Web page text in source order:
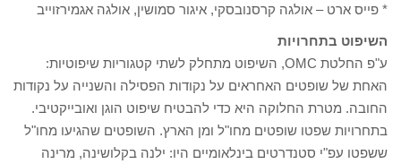
* פייס ארט – אולגה קרסנובסקי, איגור סמושין, אולגה אגמירזוייב
השיפוט בתחרויות
ע"פ החלטת OMC, השיפוט מתחלק לשתי קטגוריות שיפוטיות:
האחת של שופטים האחראים על נקודות הפסילה והשנייה על נקודות
החובה. מטרת החלוקה היא כדי להבטיח שיפוט הוגן ואובייקטיבי.
בתחרויות שפטו שופטים מחו"ל ומן הארץ. השופטים שהגיעו מחו"ל
ששפטו עפ"י סטנדרטים בינלאומיים היו: ילנה בקלושינה, מרינה